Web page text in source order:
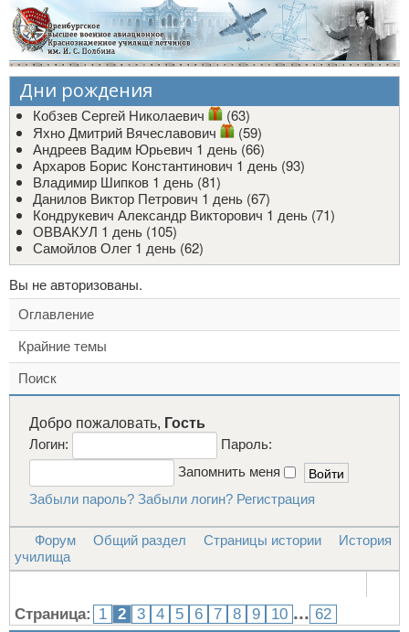
Дни рождения
Кобзев Сергей Николаевич
(63)
Яхно Дмитрий Вячеславович
(59)
Андреев Вадим Юрьевич 1 день (66)
Архаров Борис Константинович 1 день (93)
Владимир Шипков 1 день (81)
Данилов Виктор Петрович 1 день (67)
Кондрукевич Александр Викторович 1 день (71)
ОВВАКУЛ 1 день (105)
Самойлов Олег 1 день (62)
Вы не авторизованы.
Оглавление
Крайние темы
Поиск
Добро пожаловать, Гость
Логин:
Пароль:
Запомнить меня
Забыли пароль? Забыли логин? Регистрация
Форум Общий раздел Страницы истории
История
училища
Страница: 1 2 3 4 5 6 7 8 9 10 ... 62